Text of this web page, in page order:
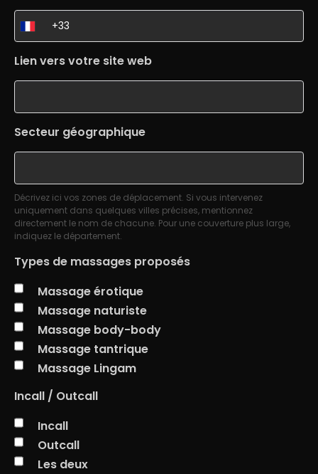
Lien vers votre site web
Secteur géographique
Décrivez ici vos zones de déplacement. Si vous intervenez
uniquement dans quelques villes précises, mentionnez
directement le nom de chacune. Pour une couverture plus large,
indiquez le département.
Types de massages proposés
Massage érotique
Massage naturiste
Massage body-body
Massage tantrique
Massage Lingam
Incall / Outcall
Incall
Outcall
Les deux